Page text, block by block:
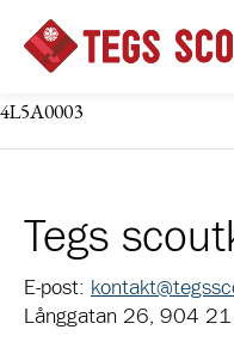
4L5A0003
Tegs
E-post:
Långgatan 26, 904 21